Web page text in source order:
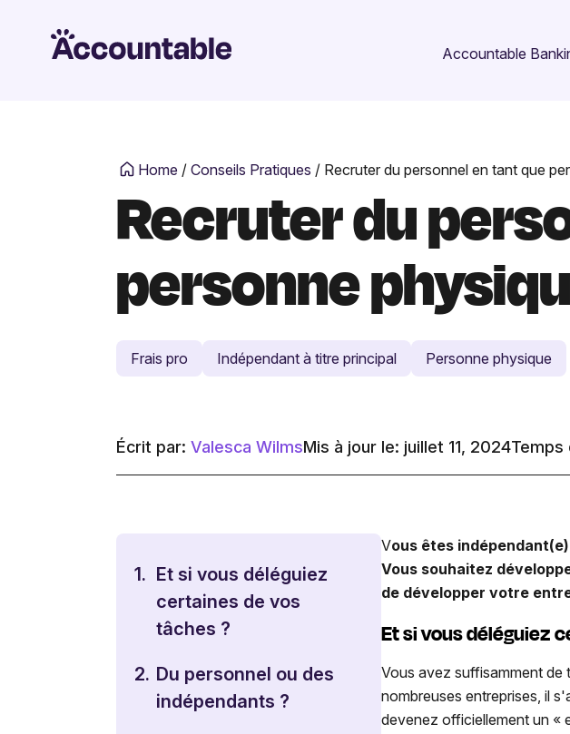
Accountable
Home / Conseils Pratiques / Recruter du personnel en tant que
Recruter du
personne
Frais pro Indépendant à titre principal Personne physique
Écrit par: Valesca WilmsMis à jour le: juillet 11, 2024Temps
1. Et si vous déléguiez
certaines de vos
tâches ?
2. Du personnel ou des
indépendants ?
Vous êtes
Vous souhaitez
de développer votre
Et si vous déléguiez
Vous avez suffisamment de
nombreuses entreprises, il
devenez officiellement un «